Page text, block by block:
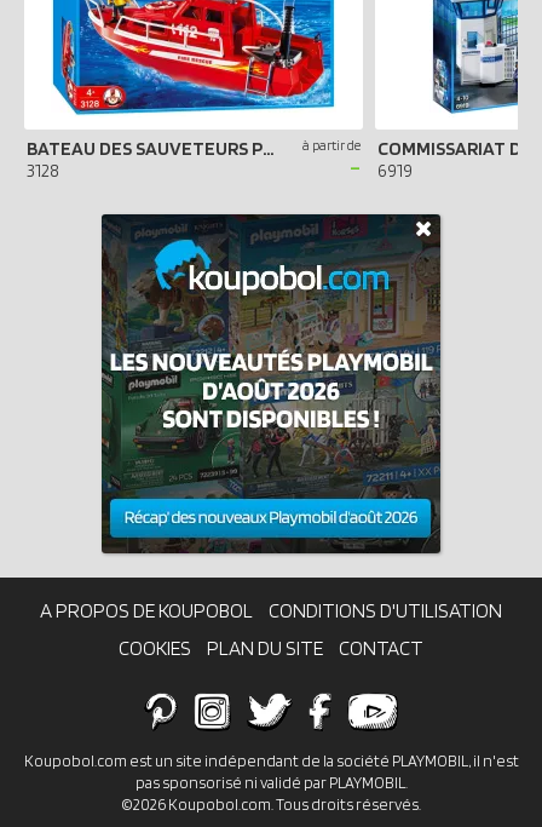
BATEAU DES SAUVETEURS POMPIERS
3128
à partir de
- 6919
A PROPOS DE KOUPOBOL
CONDITIONS D'UTILISATION
COOKIES
PLAN DU SITE CONTACT
Koupobol.com est un site indépendant de la société PLAYMOBIL, il n'est
pas sponsorisé ni validé par PLAYMOBIL.
©2026 Koupobol.com. Tous droits réservés.